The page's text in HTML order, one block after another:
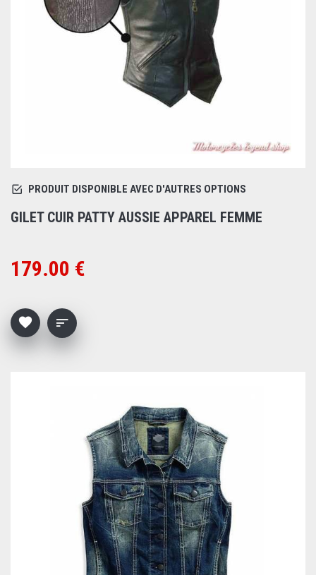
PRODUIT DISPONIBLE AVEC D'AUTRES OPTIONS
GILET CUIR PATTY AUSSIE APPAREL FEMME
179.00 €